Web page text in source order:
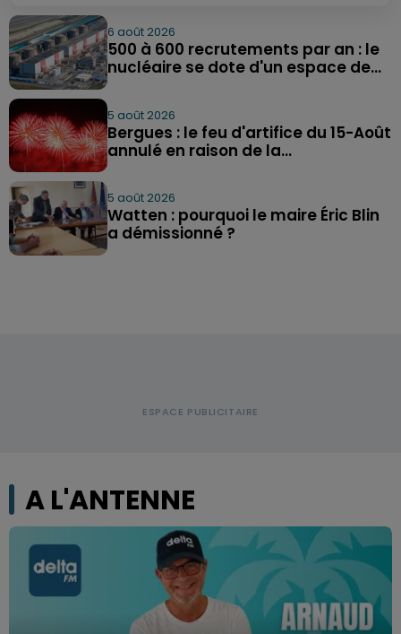
6 août 2026
500 à 600 recrutements par an : le
nucléaire se dote d'un espace de...
5 août 2026
Bergues : le feu d'artifice du 15-Août
annulé en raison de la...
5 août 2026
Watten : pourquoi le maire Éric Blin
a démissionné ?
A L'ANTENNE